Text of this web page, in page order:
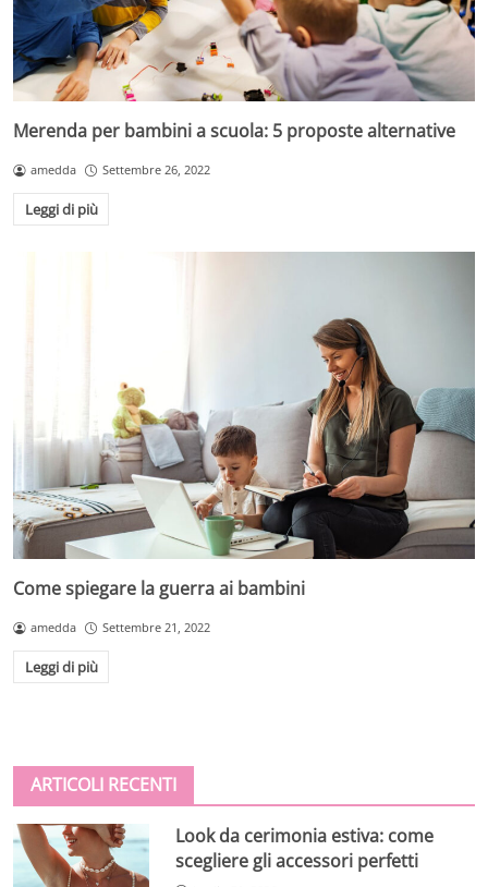
Merenda per bambini a scuola: 5 proposte alternative
amedda Settembre 26, 2022
Leggi di più
Come spiegare la guerra ai bambini
amedda Settembre 21, 2022
Leggi di più
ARTICOLI RECENTI
Look da cerimonia estiva: come
scegliere gli accessori perfetti